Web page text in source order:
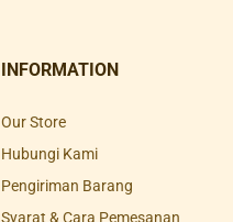
INFORMATION
Our Store
Hubungi Kami
Pengiriman Barang
Syarat & Cara Pemesanan